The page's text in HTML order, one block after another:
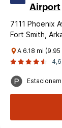
Airport
7111 Phoenix
Fort Smith,
A 6.18 mi